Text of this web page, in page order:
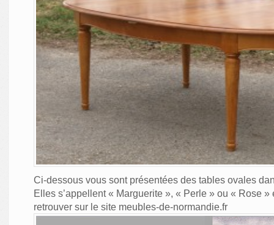
Ci-dessous vous sont présentées des tables ovales
Elles s’appellent « Marguerite », « Perle » ou « Rose
retrouver sur le site meubles-de-normandie.fr